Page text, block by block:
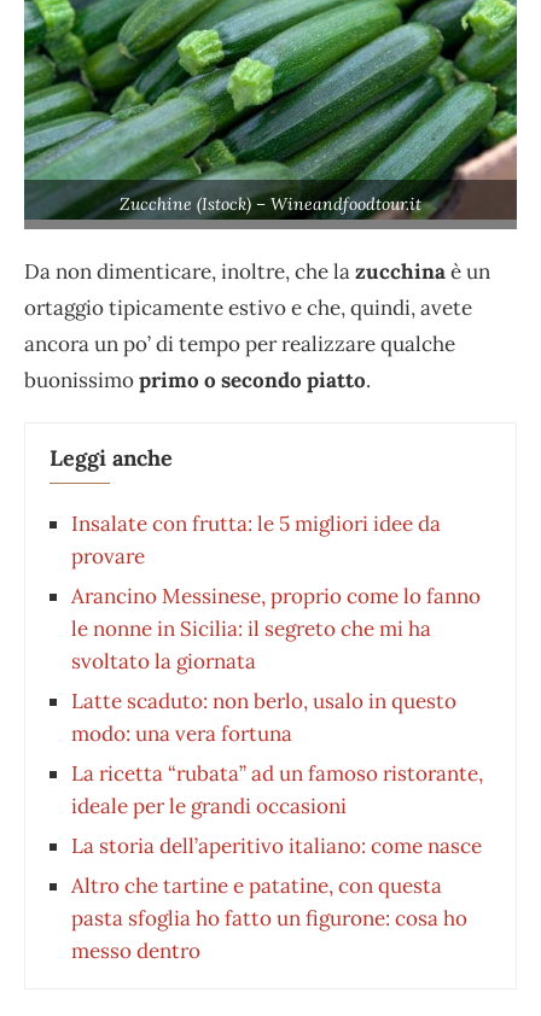
Zucchine (Istock) – Wineandfoodtour.it
Da non dimenticare, inoltre, che lazucchinaè un
ortaggio tipicamente estivo e che, quindi, avete
ancora un po’ di tempo per realizzare qualche
buonissimoprimo o secondo piatto.
Leggi anche
Insalate con frutta: le 5 migliori idee da
provare
Arancino Messinese, proprio come lo fanno
le nonne in Sicilia: il segreto che mi ha
svoltato la giornata
Latte scaduto: non berlo, usalo in questo
modo: una vera fortuna
La ricetta “rubata” ad un famoso ristorante,
ideale per le grandi occasioni
La storia dell’aperitivo italiano: come nasce
Altro che tartine e patatine, con questa
pasta sfoglia ho fatto un figurone: cosa ho
messo dentro